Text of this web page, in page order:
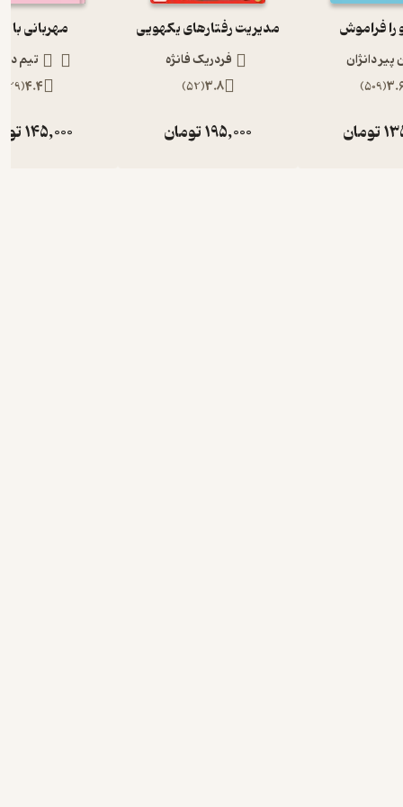
را فراموش
پیر دانژان
(
509
)
تومان
مدیریت رفتارهای یکهویی
فردریک فانژه
3.8
(
52
)
195,000تومان
مهربانی با
تیم
4.4
(
29
145,000